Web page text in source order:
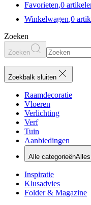
Favorieten,0
Winkelwagen,0
Zoeken
Zoeken
Zoekbalk sluiten
Raamdecoratie
Vloeren
Verlichting
Verf
Tuin
Aanbiedingen
Alle categorieënAlles
Inspiratie
Klusadvies
Folder & Magazine